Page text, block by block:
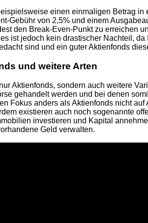
einen einmaligen Betrag
Gebühr von 2,5% und einem
den Break-Even-Punkt zu erreichen
ist jedoch kein drastischer Nachteil,
sind und ein guter Aktienfonds
und weitere Arten
Aktienfonds, sondern auch weitere
gehandelt werden und bei denen
Fokus anders als Aktienfonds nicht
existieren auch noch sogenannte
investieren und Kapital
Geld verwalten.